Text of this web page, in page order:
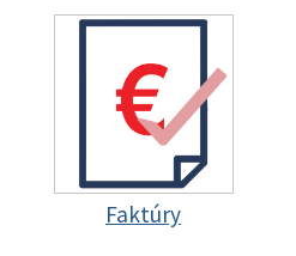
Faktúry